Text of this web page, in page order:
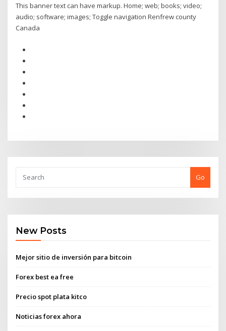
This banner text can have markup. Home; web; books; video;
audio; software; images; Toggle navigation Renfrew county
Canada
Go
New Posts
Mejor sitio de inversión para bitcoin
Forex best ea free
Precio spot plata kitco
Noticias forex ahora